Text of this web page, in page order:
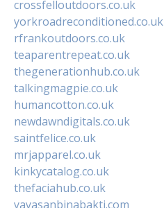
crossfelloutdoors.co.uk
yorkroadreconditioned.co.uk
rfrankoutdoors.co.uk
teaparentrepeat.co.uk
thegenerationhub.co.uk
talkingmagpie.co.uk
humancotton.co.uk
newdawndigitals.co.uk
saintfelice.co.uk
mrjapparel.co.uk
kinkycatalog.co.uk
thefaciahub.co.uk
yayasanbinabakti.com